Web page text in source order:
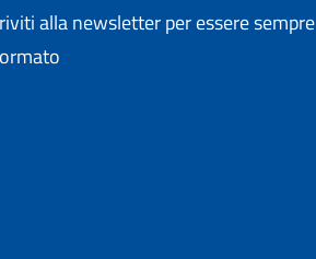
alla newsletter per essere sempre